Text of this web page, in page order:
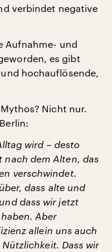
verbindet negative
Aufnahme- und
es gibt
hochauflösende,
Nicht nur.
wird – desto
nach dem Alten, das
verschwindet.
dass alte und
dass wir jetzt
Aber
allein uns auch
Dass wir